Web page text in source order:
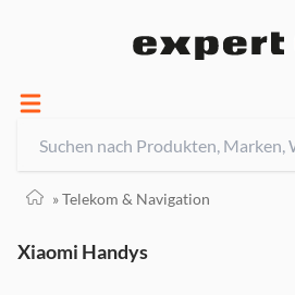
»Telekom & Navigation
Xiaomi Handys